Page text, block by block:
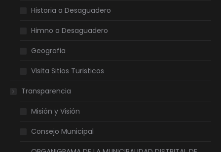
Historia a Desaguadero
Himno a Desaguadero
Geografia
Visita Sitios Turisticos
Transparencia
Misión y Visión
Consejo Municipal